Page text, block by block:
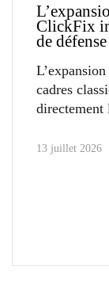
ClickFix
de défense
cadres
directement
13 juillet 2026